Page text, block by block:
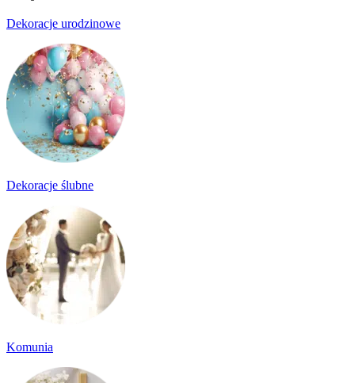
Dekoracje urodzinowe
Dekoracje ślubne
Komunia